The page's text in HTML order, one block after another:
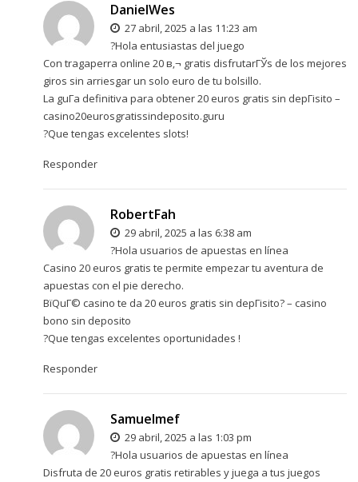
DanielWes
27 abril, 2025 a las 11:23 am
?Hola entusiastas del juego
Con tragaperra online 20 в‚¬ gratis disfrutarГЎs de los mejores
giros sin arriesgar un solo euro de tu bolsillo.
La guГ­a definitiva para obtener 20 euros gratis sin depГіsito –
casino20eurosgratissindeposito.guru
?Que tengas excelentes slots!
Responder
RobertFah
29 abril, 2025 a las 6:38 am
?Hola usuarios de apuestas en línea
Casino 20 euros gratis te permite empezar tu aventura de
apuestas con el pie derecho.
ВїQuГ© casino te da 20 euros gratis sin depГіsito? – casino
bono sin deposito
?Que tengas excelentes oportunidades !
Responder
Samuelmef
29 abril, 2025 a las 1:03 pm
?Hola usuarios de apuestas en línea
Disfruta de 20 euros gratis retirables y juega a tus juegos